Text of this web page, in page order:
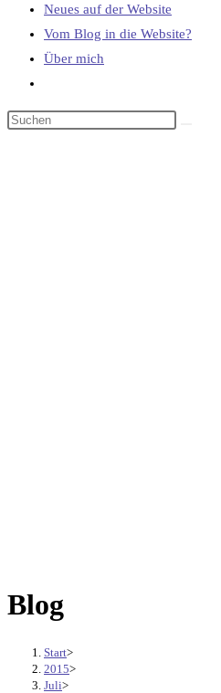
Neues auf der Website
Vom Blog in die Website?
Über mich
umschalten
Blog
Start>
2015>
Juli>